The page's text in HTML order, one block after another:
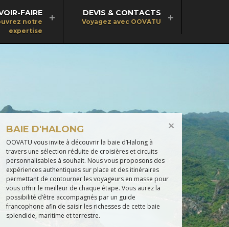
FAIRE
notre
expertise
DEVIS & CONTACTS
Voyagez avec OOVATU
BAIE D'HALONG
OOVATU vous invite à découvrir la baie d’Halong à
travers une sélection réduite de croisières et circuits
personnalisables à souhait. Nous vous proposons des
expériences authentiques sur place et des itinéraires
permettant de contourner les voyageurs en masse pour
vous offrir le meilleur de chaque étape. Vous aurez la
possibilité d’être accompagnés par un guide
francophone afin de saisir les richesses de cette baie
splendide, maritime et terrestre.